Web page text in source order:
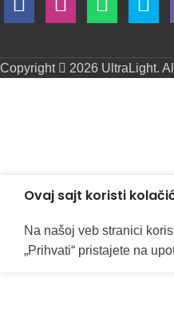
Copyright 2026 UltraLight.
Ovaj sajt koristi
Na našoj veb stranici
„Prihvati“ pristajete na